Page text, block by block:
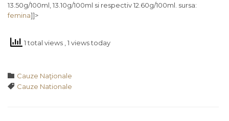
13.50g/100ml, 13.10g/100ml si respectiv 12.60g/100ml. sursa:
femina]]>
1 total views , 1 views today
 Category
Cauze Naţionale
 Tags
Cauze Nationale